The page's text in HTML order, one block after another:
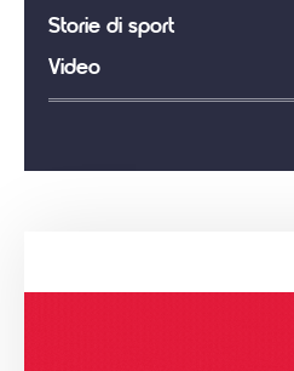
Storie di sport
Video